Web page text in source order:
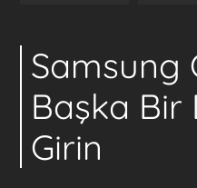
Samsung
Başka Bir
Girin